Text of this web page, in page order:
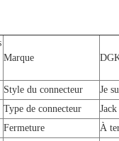
Marque
Style du connecteur
Je
Type de connecteur
Fermeture
À